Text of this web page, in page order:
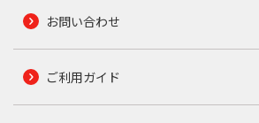
お問い合わせ
ご利用ガイド